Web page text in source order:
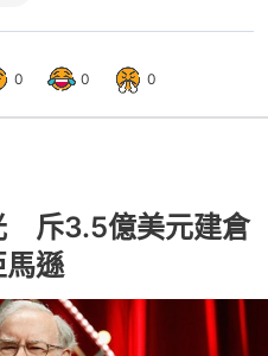
0 0 0
斥3.5億美元建倉
遜